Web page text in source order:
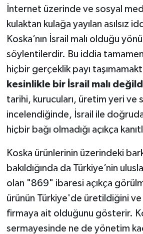
İnternet üzerinde ve sosyal
kulaktan kulağa yayılan asılsız
Koska’nın İsrail malı olduğu
söylentilerdir. Bu iddia tamamen
hiçbir gerçeklik payı
kesinlikle bir İsrail malı
tarihi, kurucuları, üretim yeri ve
incelendiğinde, İsrail ile
hiçbir bağı olmadığı açıkça
Koska ürünlerinin üzerindeki
bakıldığında da Türkiye’nin
olan "869" ibaresi açıkça
ürünün Türkiye'de üretildiğini
firmaya ait olduğunu gösterir.
sermayesinde ne de yönetim